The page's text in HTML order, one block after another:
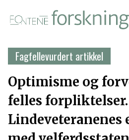
Fagfellevurdert artikkel
Optimisme og
felles forpliktelser.
Lindeveteranenes